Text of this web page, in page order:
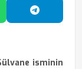
Paylaş
isminin